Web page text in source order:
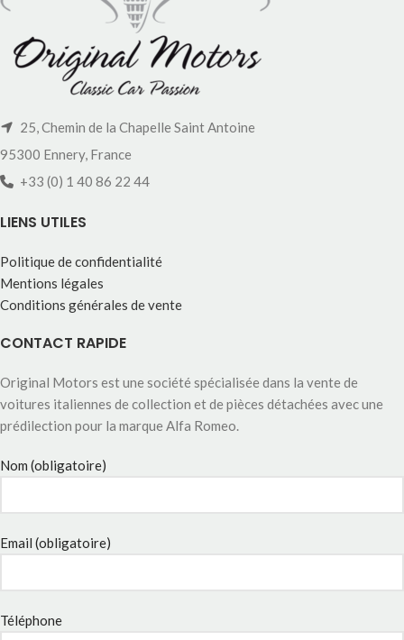
25, Chemin de la Chapelle Saint Antoine
95300 Ennery, France
+33 (0) 1 40 86 22 44
LIENS UTILES
Politique de confidentialité
Mentions légales
Conditions générales de vente
CONTACT RAPIDE
Original Motors est une société spécialisée dans la vente de
voitures italiennes de collection et de pièces détachées avec une
prédilection pour la marque Alfa Romeo.
Nom (obligatoire)
Email (obligatoire)
Téléphone